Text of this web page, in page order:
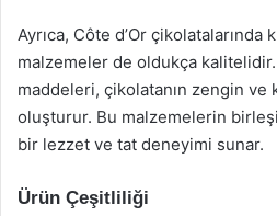
Ayrıca, Côte d’Or çikolatalarında
malzemeler de oldukça
maddeleri, çikolatanın zengin ve
oluşturur. Bu malzemelerin
bir lezzet ve tat deneyimi sunar.
Ürün Çeşitliliği